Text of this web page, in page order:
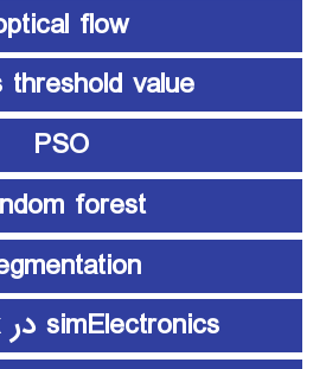
flow
threshold value
PSO
forest
simElectronics در Simulink